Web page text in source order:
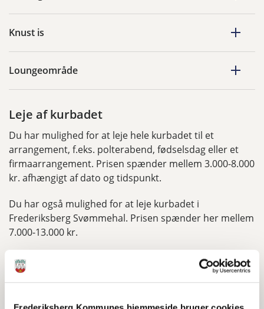
Knust is
Loungeområde
Leje af kurbadet
Du har mulighed for at leje hele kurbadet til et
arrangement, f.eks. polterabend, fødselsdag eller et
firmaarrangement. Prisen spænder mellem 3.000-8.000
kr. afhængigt af dato og tidspunkt.
Du har også mulighed for at leje kurbadet i
Frederiksberg Svømmehal. Prisen spænder her mellem
7.000-13.000 kr.
Læs mere om kurbadsleje